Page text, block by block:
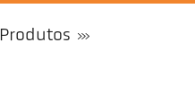
Produtos